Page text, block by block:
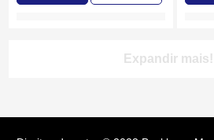
Expandir